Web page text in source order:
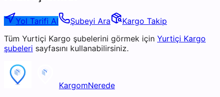
Yol Tarifi Al Şubeyi Ara
Kargo Takip
Tüm Yurtiçi Kargo şubelerini görmek için Yurtiçi Kargo
şubeleri sayfasını kullanabilirsiniz.
KargomNerede